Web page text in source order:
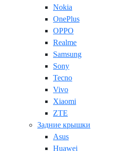
Nokia
OnePlus
OPPO
Realme
Samsung
Sony
Tecno
Vivo
Xiaomi
ZTE
Задние крышки
Asus
Huawei